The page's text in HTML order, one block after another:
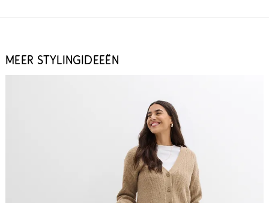
MEER STYLINGIDEEËN